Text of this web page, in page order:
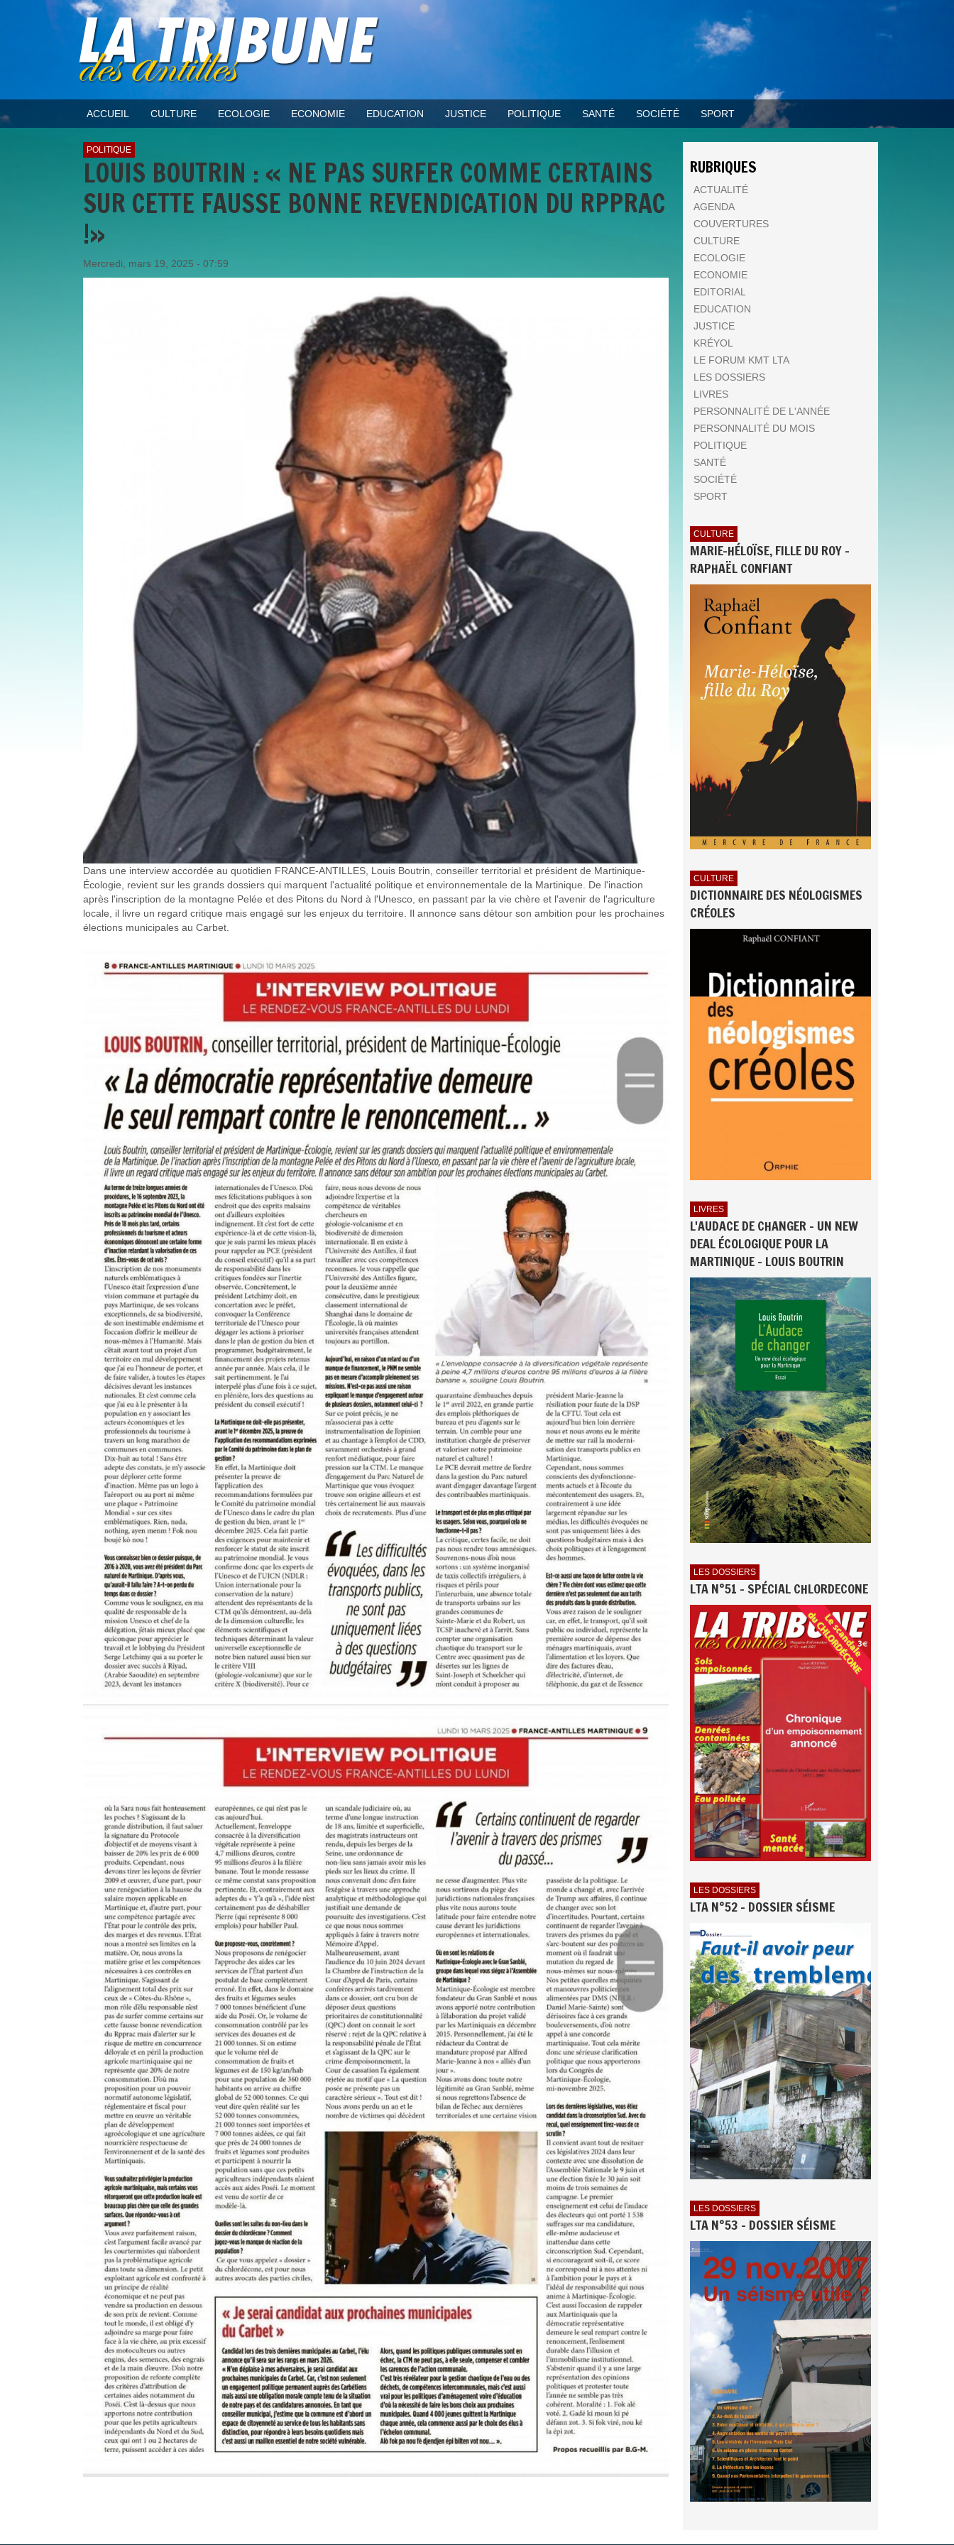
ACCUEIL CULTURE ECOLOGIE ECONOMIE EDUCATION JUSTICE POLITIQUE SANTÉ SOCIÉTÉ SPORT
POLITIQUE
LOUIS BOUTRIN : « NE PAS SURFER COMME CERTAINS
SUR CETTE FAUSSE BONNE REVENDICATION DU RPPRAC
!»
Mercredi, mars 19, 2025 - 07:59
Dans une interview accordée au quotidien FRANCE-ANTILLES, Louis Boutrin, conseiller territorial et président de Martinique-
Écologie, revient sur les grands dossiers qui marquent l'actualité politique et environnementale de la Martinique. De l'inaction
après l'inscription de la montagne Pelée et des Pitons du Nord à l'Unesco, en passant par la vie chère et l'avenir de l'agriculture
locale, il livre un regard critique mais engagé sur les enjeux du territoire. Il annonce sans détour son ambition pour les prochaines
élections municipales au Carbet.
RUBRIQUES
ACTUALITÉ
AGENDA
COUVERTURES
CULTURE
ECOLOGIE
ECONOMIE
EDITORIAL
EDUCATION
JUSTICE
KRÉYOL
LE FORUM KMT LTA
LES DOSSIERS
LIVRES
PERSONNALITÉ DE L'ANNÉE
PERSONNALITÉ DU MOIS
POLITIQUE
SANTÉ
SOCIÉTÉ
SPORT
CULTURE
MARIE-HÉLOÏSE, FILLE DU ROY -
RAPHAËL CONFIANT
CULTURE
DICTIONNAIRE DES NÉOLOGISMES
CRÉOLES
LIVRES
L'AUDACE DE CHANGER - UN NEW
DEAL ÉCOLOGIQUE POUR LA
MARTINIQUE - LOUIS BOUTRIN
LES DOSSIERS
LTA N°51 - SPÉCIAL CHLORDECONE
LES DOSSIERS
LTA N°52 - DOSSIER SÉISME
LES DOSSIERS
LTA N°53 - DOSSIER SÉISME